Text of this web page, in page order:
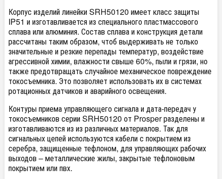
Корпус изделий линейки SRH50120 имеет класс защиты
IP51 и изготавливается из специального пластмассового
сплава или алюминия. Состав сплава и конструкция детали
рассчитаны таким образом, чтоб выдерживать не только
значительные и резкие перепады температур, воздействие
агрессивной химии, влажности свыше 60%, пыли и грязи, но
также предотвращать случайное механическое повреждение
токосъемника. Это позволяет использовать их в системах
ротационных датчиков и аварийного освещения.
Контуры приема управляющего сигнала и дата-передач у
токосъемников серии SRH50120 от Prosper разделены и
изготавливаются из из различных материалов. Так для
сигнальных цепей используются кабели с покрытием из
серебра, защищенные тефлоном, для управляющих рабочих
выходов – металлические жилы, закрытые тефлоновым
покрытием или пвх.